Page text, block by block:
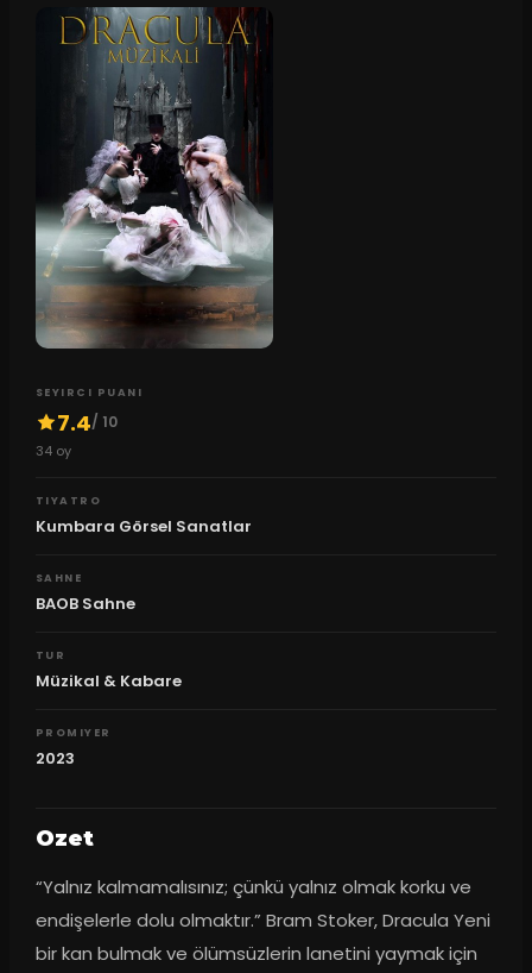
SEYIRCI PUANI
7.4/ 10
34oy
TIYATRO
Kumbara Görsel Sanatlar
SAHNE
BAOB Sahne
TUR
Müzikal & Kabare
PROMIYER
2023
Ozet
“Yalnız kalmamalısınız; çünkü yalnız olmak korku ve
endişelerle dolu olmaktır.” Bram Stoker, Dracula Yeni
bir kan bulmak ve ölümsüzlerin lanetini yaymak için